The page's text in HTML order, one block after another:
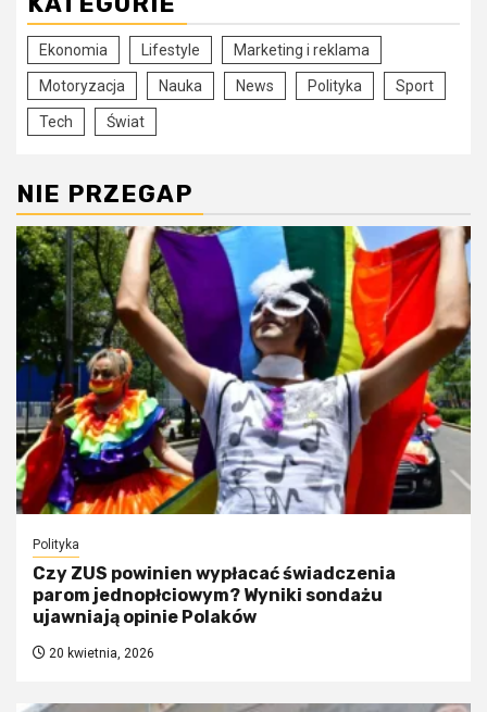
Ekonomia Lifestyle Marketing i reklama
Motoryzacja Nauka News Polityka Sport
Tech Świat
NIE PRZEGAP
Polityka
Czy ZUS powinien wypłacać świadczenia
parom jednopłciowym? Wyniki sondażu
ujawniają opinie Polaków
20 kwietnia, 2026